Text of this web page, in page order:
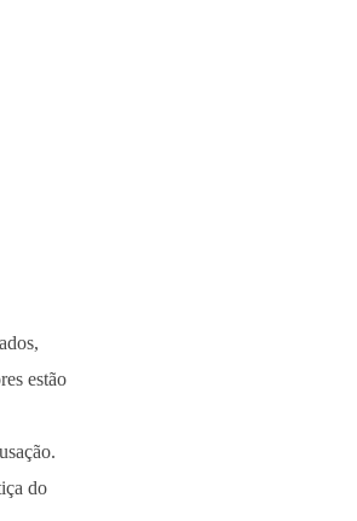
estão
do